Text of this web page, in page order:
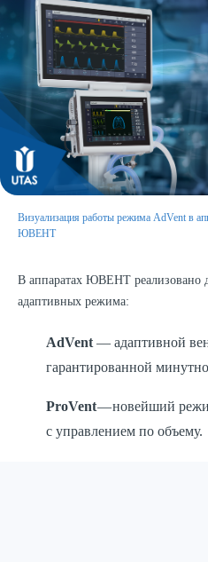
Визуализация работы режима AdVent в
ЮВЕНТ
В аппаратах ЮВЕНТ реализовано
адаптивных режима:
AdVent — адаптивной
гарантированной
ProVent— новейший
с управлением по объему.